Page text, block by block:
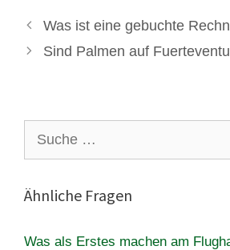
Was ist eine gebuchte
Sind Palmen auf
nach:
Ähnliche Fragen
Was als Erstes machen am